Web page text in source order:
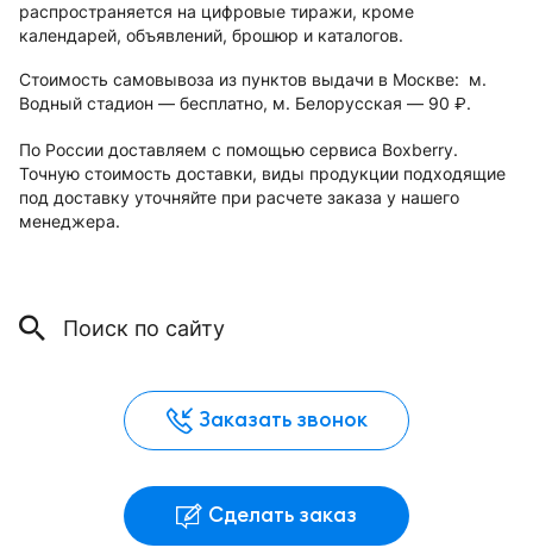
распространяется на цифровые тиражи, кроме
календарей, объявлений, брошюр и каталогов.
Стоимость самовывоза из пунктов выдачи в Москве: м.
Водный стадион — бесплатно, м. Белорусская — 90 руб..
По России доставляем с помощью сервиса Boxberry.
Точную стоимость доставки, виды продукции подходящие
под доставку уточняйте при расчете заказа у нашего
менеджера.
Заказать звонок
Сделать заказ